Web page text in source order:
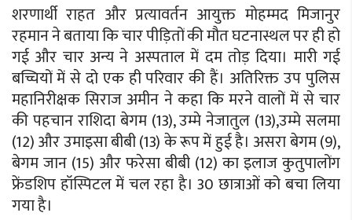
शरणार्थी राहत और प्रत्यावर्तन आयुक्त मोहम्मद मिजानुर
रहमान ने बताया कि चार पीड़ितों की मौत घटनास्थल पर ही हो
गई और चार अन्य ने अस्पताल में दम तोड़ दिया। मारी गई
बच्चियों में से दो एक ही परिवार की हैं। अतिरिक्त उप पुलिस
महानिरीक्षक सिराज अमीन ने कहा कि मरने वालों में से चार
की पहचान राशिदा बेगम (13), उम्मे नेजातुल (13),उम्मे सलमा
(12) और उमाइसा बीबी (13) के रूप में हुई है। असरा बेगम (9),
बेगम जान (15) और फरेसा बीबी (12) का इलाज कुतुपालोंग
फ्रेंडशिप हॉस्पिटल में चल रहा है। 30 छात्राओं को बचा लिया
गया है।